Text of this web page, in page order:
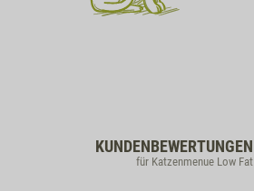
KUNDENBEWERTUNGEN
für Katzenmenue Low Fat